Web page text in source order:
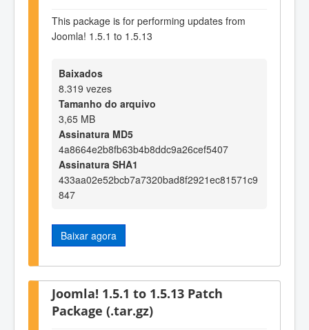
This package is for performing updates from
Joomla! 1.5.1 to 1.5.13
Baixados
8.319 vezes
Tamanho do arquivo
3,65 MB
Assinatura MD5
4a8664e2b8fb63b4b8ddc9a26cef5407
Assinatura SHA1
433aa02e52bcb7a7320bad8f2921ec81571c9
847
Baixar agora
Joomla! 1.5.1 to 1.5.13 Patch
Package (.tar.gz)